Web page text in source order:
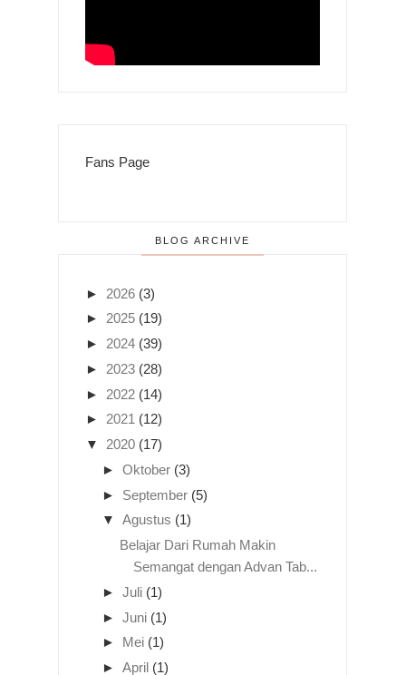
Fans Page
BLOG ARCHIVE
► 2026 (3)
► 2025 (19)
► 2024 (39)
► 2023 (28)
► 2022 (14)
► 2021 (12)
▼
2020 (17)
► Oktober (3)
► September (5)
▼
Agustus (1)
Belajar Dari Rumah Makin
Semangat dengan Advan Tab...
► Juli (1)
► Juni (1)
►
Mei (1)
► April (1)